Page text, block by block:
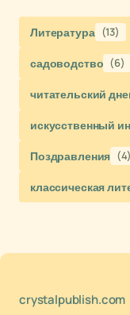
Литература (13)
садоводство (6)
читательский
искусственный
Поздравления (4)
классическая
crystalpublish.com